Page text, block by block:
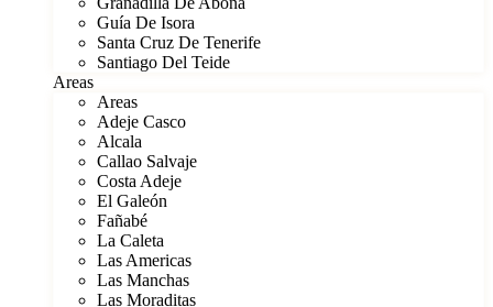
Guía De Isora
Santa Cruz De Tenerife
Santiago Del Teide
Areas
Areas
Adeje Casco
Alcala
Callao Salvaje
Costa Adeje
El Galeón
Fañabé
La Caleta
Las Americas
Las Manchas
Las Moraditas